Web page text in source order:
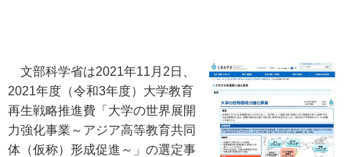
文部科学省は2021年11月2日、
2021年度（令和3年度）大学教育
再生戦略推進費「大学の世界展開
力強化事業～アジア高等教育共同
体（仮称）形成促進～」の選定事